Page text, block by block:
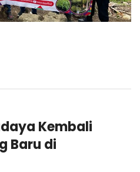
Kembali
Baru di